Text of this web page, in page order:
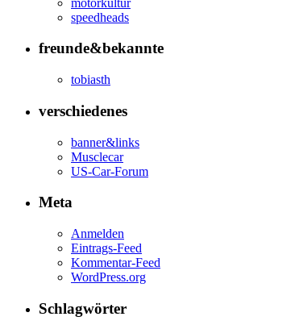
speedheads
freunde&bekannte
tobiasth
verschiedenes
banner&links
Musclecar
US-Car-Forum
Meta
Anmelden
Eintrags-Feed
Kommentar-Feed
WordPress.org
Schlagwörter